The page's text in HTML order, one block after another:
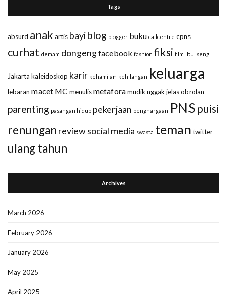
Tags
absurd anak artis bayiblog blogger buku callcentre cpns
curhat demam dongengfacebook fashion fiksi film ibu iseng
Jakarta kaleidoskop karir kehamilan kehilangan keluarga
lebaran macet MC menulismetaforamudiknggak jelasobrolan
parenting pasangan hidup pekerjaan penghargaan PNSpuisi
renungan reviewsocial media swasta teman twitter
ulang tahun
Archives
March 2026
February 2026
January 2026
May 2025
April 2025